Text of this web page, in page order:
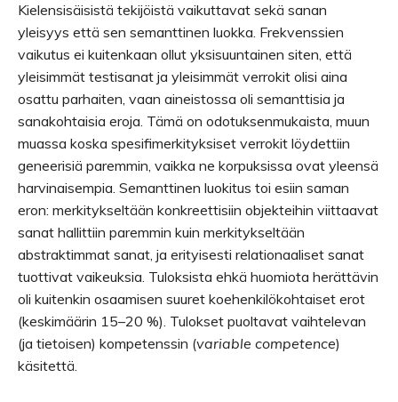
Kielensisäisistä tekijöistä vaikuttavat sekä sanan
yleisyys että sen semanttinen luokka. Frekvenssien
vaikutus ei kuitenkaan ollut yksisuuntainen siten, että
yleisimmät testisanat ja yleisimmät verrokit olisi aina
osattu parhaiten, vaan aineistossa oli semanttisia ja
sanakohtaisia eroja. Tämä on odotuksenmukaista, muun
muassa koska spesifimerkityksiset verrokit löydettiin
geneerisiä paremmin, vaikka ne korpuksissa ovat yleensä
harvinaisempia. Semanttinen luokitus toi esiin saman
eron: merkitykseltään konkreettisiin objekteihin viittaavat
sanat hallittiin paremmin kuin merkitykseltään
abstraktimmat sanat, ja erityisesti relationaaliset sanat
tuottivat vaikeuksia. Tuloksista ehkä huomiota herättävin
oli kuitenkin osaamisen suuret koehenkilökohtaiset erot
(keskimäärin 15–20 %). Tulokset puoltavat vaihtelevan
(ja tietoisen) kompetenssin (variable competence)
käsitettä.